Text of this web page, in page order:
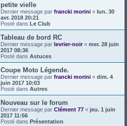
petite vielle
Dernier message par francki morini « lun. 30
avr. 2018 20:21
Posté dans Le Club
Tableau de bord RC
Dernier message par levrier-noir« mer. 28 juin
2017 08:36
Posté dans Astuces
Coupe Moto Légende.
Dernier message par francki morini « dim. 4
juin 2017 10:03
Posté dans Autres
Nouveau sur le forum
Dernier message par Clément 77 « jeu. 1 juin
2017 11:56
Posté dans Présentation